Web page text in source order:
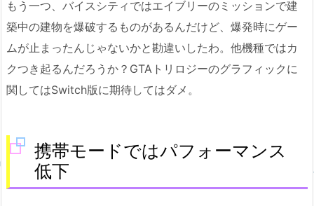
もう一つ、バイスシティではエイブリーのミッションで建
築中の建物を爆破するものがあるんだけど、爆発時にゲー
ムが止まったんじゃないかと勘違いしたわ。他機種ではカ
クつき起るんだろうか？GTAトリロジーのグラフィックに
関してはSwitch版に期待してはダメ。
携帯モードではパフォーマンス
低下